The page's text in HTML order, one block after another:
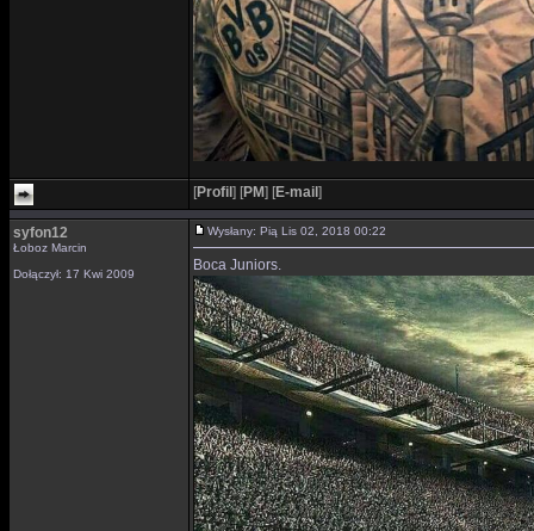
[Profil ] [PM] [E-mail ]
syfon12
Łoboz Marcin
Dołączył: 17 Kwi 2009
Wysłany: Pią Lis 02, 2018 00:22
Boca Juniors.